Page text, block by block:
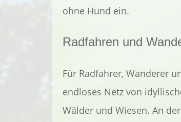
ohne Hund ein.
Radfahren und
Für Radfahrer, Wanderer
endloses Netz von
Wälder und Wiesen. An